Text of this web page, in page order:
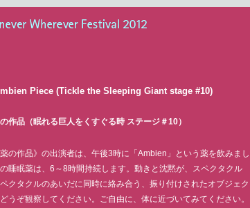
Piece (Tickle the Sleeping Giant stage #10)
作品（眠れる巨人をくすぐる時 ステージ＃10）
薬の作品》の出演者は、午後3時に「Ambien」という薬を飲みまし
睡眠薬は、6～8時間持続します。動きと沈黙が、スペクタクル
クタクルのあいだに同時に絡み合う、振り付けされたオブジェク
どうぞ観察してください。ご自由に、体に近づいてみてください。